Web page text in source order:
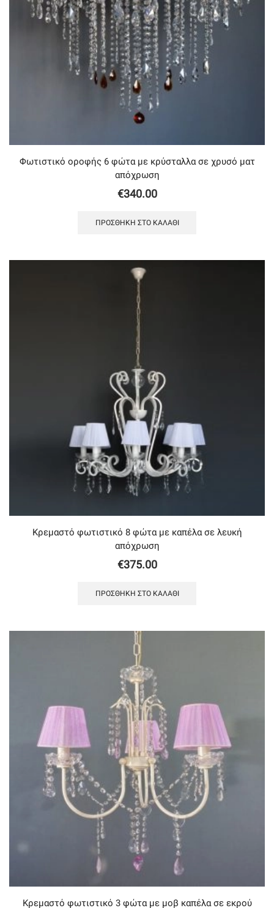
Φωτιστικό οροφής 6 φώτα με κρύσταλλα σε χρυσό ματ
απόχρωση
€340.00
ΠΡΟΣΘΉΚΗ ΣΤΟ ΚΑΛΆΘΙ
Κρεμαστό φωτιστικό 8 φώτα με καπέλα σε λευκή
απόχρωση
€375.00
ΠΡΟΣΘΉΚΗ ΣΤΟ ΚΑΛΆΘΙ
Κρεμαστό φωτιστικό 3 φώτα με μοβ καπέλα σε εκρού